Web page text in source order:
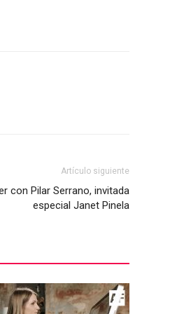
Artículo siguiente
con Pilar Serrano, invitada
especial Janet Pinela